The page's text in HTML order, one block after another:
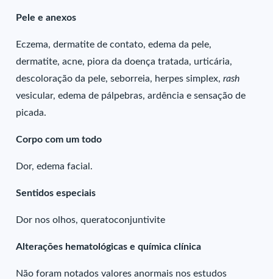
Pele e anexos
Eczema, dermatite de contato, edema da pele,
dermatite, acne, piora da doença tratada, urticária,
descoloração da pele, seborreia, herpes simplex,rash
vesicular, edema de pálpebras, ardência e sensação de
picada.
Corpo com um todo
Dor, edema facial.
Sentidos especiais
Dor nos olhos, queratoconjuntivite
Alterações hematológicas e química clínica
Não foram notados valores anormais nos estudos